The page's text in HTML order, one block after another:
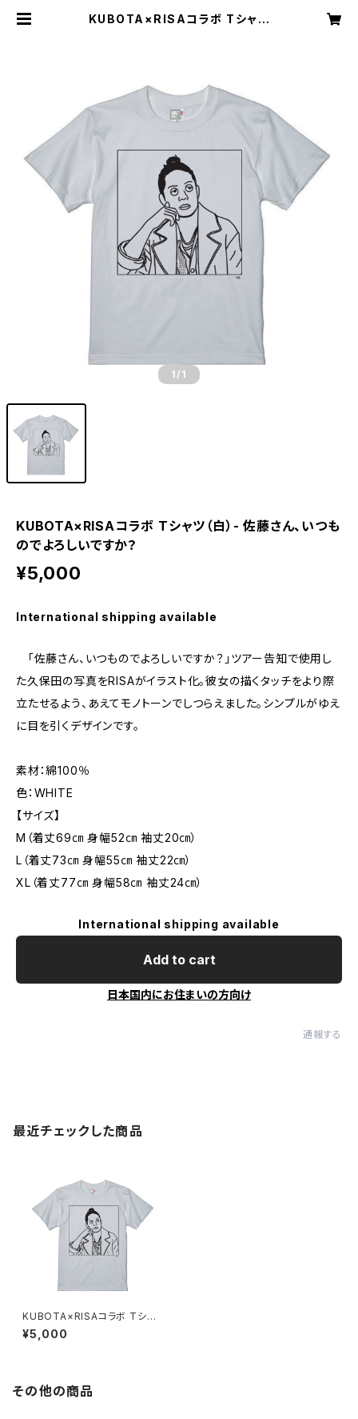
KUBOTA×RISAコラボ Tシャツ
1 /1
KUBOTA×RISAコラボ Tシャツ（白）- 佐藤さん、いつも
のでよろしいですか？
¥5,000
International shipping available
「佐藤さん、いつものでよろしいですか？」ツアー告知で使用し
た久保田の写真をRISAがイラスト化。彼女の描くタッチをより際
立たせるよう、あえてモノトーンでしつらえました。シンプルがゆえ
に目を引くデザインです。
素材：綿100％
色：WHITE
【サイズ】
M（着丈69㎝ 身幅52㎝ 袖丈20㎝）
L（着丈73㎝ 身幅55㎝ 袖丈22㎝）
XL（着丈77㎝ 身幅58㎝ 袖丈24㎝）
International shipping available
Add to cart
日本国内にお住まいの方向け
通報する
最近チェックした商品
KUBOTA×RISAコラボ Tシャ
ツ（白）- 佐藤さん、いつものでよ
ろしいですか？
¥5,000
その他の商品